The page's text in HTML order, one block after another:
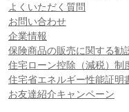
よくいただく質問
お問い合わせ
企業情報
保険商品の販売に関する勧
住宅ローン控除（減税）制
住宅省エネルギー性能証明
お友達紹介キャンペーン